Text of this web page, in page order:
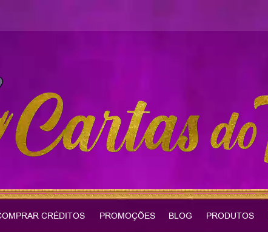
CRÉDITOS PROMOÇÕES BLOG PRODUTOS